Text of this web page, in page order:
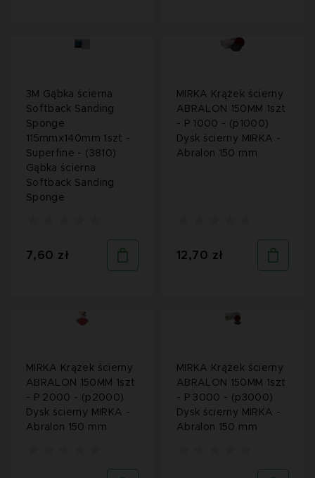
3M Gąbka ścierna
Softback Sanding
Sponge
115mmx140mm 1szt -
Superfine - (3810)
Gąbka ścierna
Softback Sanding
Sponge
7,60 zł
MIRKA Krążek ścierny
ABRALON 150MM 1szt
- P 1000 - (p1000)
Dysk ścierny MIRKA -
Abralon 150 mm
12,70 zł
MIRKA Krążek ścierny
ABRALON 150MM 1szt
- P 2000 - (p2000)
Dysk ścierny MIRKA -
Abralon 150 mm
MIRKA Krążek ścierny
ABRALON 150MM 1szt
- P 3000 - (p3000)
Dysk ścierny MIRKA -
Abralon 150 mm